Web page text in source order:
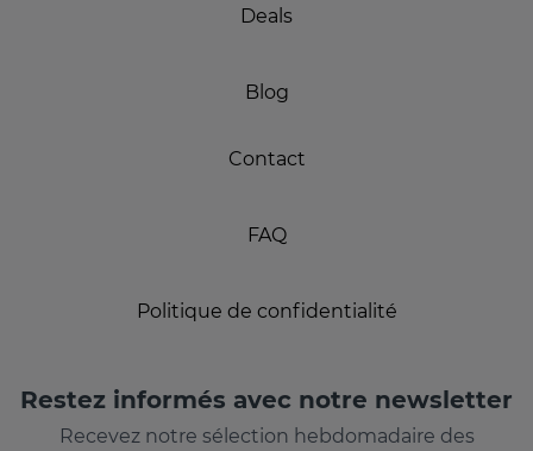
Deals
Blog
Contact
FAQ
Politique de confidentialité
Restez informés avec notre newsletter
Recevez notre sélection hebdomadaire des